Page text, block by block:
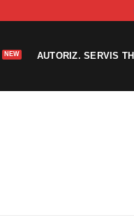
AUTORIZ. SERVIS